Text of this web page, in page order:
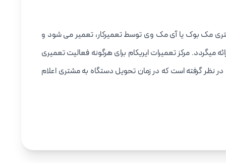
مک بوک یا آی مک وی توسط تعمیرکار، تعمیر می شود و
مرکز تعمیرات ایریکام برای هرگونه فعالیت تعمیری
گرفته است که در زمان تحویل دستگاه به مشتری اعلام